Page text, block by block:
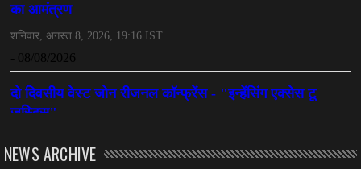
NEWS ARCHIVE